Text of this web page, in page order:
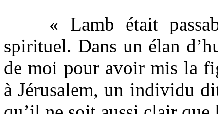
« Lamb était
spirituel. Dans un élan
de moi pour avoir mis la
à Jérusalem, un individu